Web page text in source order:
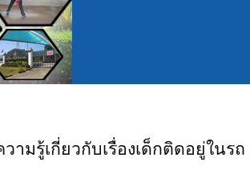
มรู้เกี่ยวกับเรื่องเด็กติดอยู่ในรถ